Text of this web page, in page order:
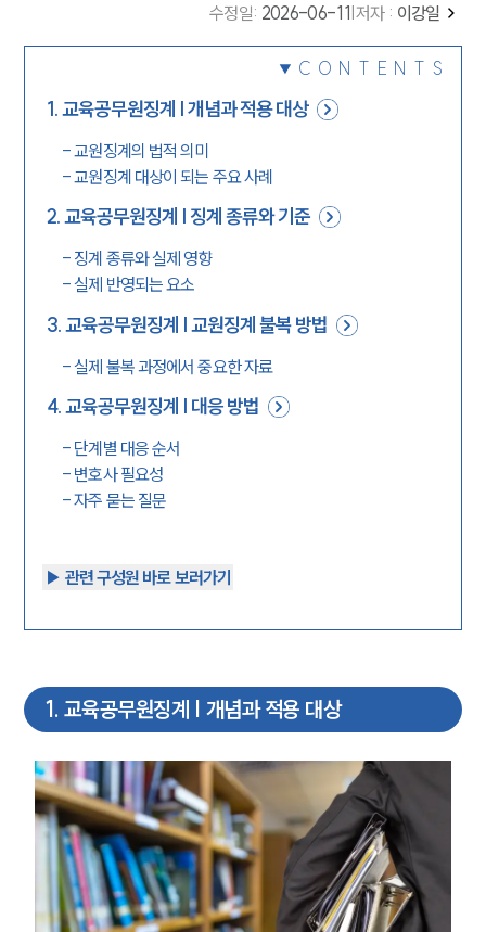
수정일: 2026-06-11 저자 : 이강일
CONTENTS
1.교육공무원징계 | 개념과 적용 대상
-교원징계의 법적 의미
-교원징계 대상이 되는 주요 사례
2.교육공무원징계 | 징계 종류와 기준
- 징계 종류와 실제 영향
-실제 반영되는 요소
3.교육공무원징계 | 교원징계 불복 방법
-실제 불복 과정에서 중요한 자료
4.교육공무원징계 | 대응 방법
- 단계별 대응 순서
- 변호사 필요성
-자주 묻는 질문
▶︎ 관련 구성원 바로 보러가기
1. 교육공무원징계 | 개념과 적용 대상